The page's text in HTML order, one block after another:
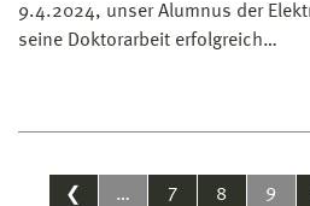
9.4.2024, unser Alumnus der
seine Doktorarbeit erfolgreich…
❮ … 7 8 9